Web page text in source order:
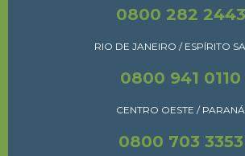
0800 282 2443
RIO DE JANEIRO / ESPÍRITO
0800 941 0110
CENTRO OESTE / PARANÁ
0800 703 3353